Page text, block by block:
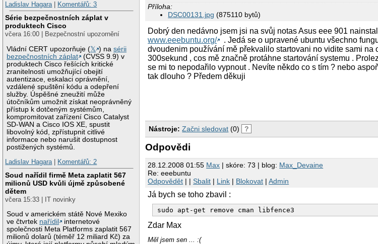
Ladislav Hagara| Komentářů: 3
Série bezpečnostních záplat v
produktech Cisco
včera 16:00 | Bezpečnostní upozornění
Vládní CERT upozorňuje (𝕏 ) nasérii
bezpečnostních záplat
(CVSS 9.9) v
produktech Cisco řešících kritické
zranitelnosti umožňující obejití
autentizace, eskalaci oprávnění,
vzdálené spuštění kódu a odepření
služby. Úspěšné zneužití může
útočníkům umožnit získat neoprávněný
přístup k dotčeným systémům,
kompromitovat zařízení Cisco Catalyst
SD-WAN a Cisco IOS XE, spustit
libovolný kód, zpřístupnit citlivé
informace nebo narušit dostupnost
postižených systémů.
Ladislav Hagara| Komentářů: 2
Soud nařídil firmě Meta zaplatit 567
milionů USD kvůli újmě způsobené
dětem
včera 15:33 | IT novinky
Soud v americkém státě Nové Mexiko
ve čtvrtek nařídil
internetové
společnosti Meta Platforms zaplatit 567
milionů dolarů (téměř 12 miliard Kč) za
Příloha:
DSC00131.jpg (875110 bytů)
Dobrý den nedávno jsem jsi na svůj notas Asus eee 901
www.eeebuntu.org/
. Jedá se o upravené ubuntu všechno
dvoudenim používání mě překvalilo startovani no vidite sami na
300sekund , cos mě značně protáhne startování systemu .
se mi to nepodařilo vypnout . Nevíte někdo co s tím ? nebo
tak dlouho ? Předem děkuji
Nástroje: Začni sledovat (0) ?
Odpovědi
28.12.2008 01:55 Max | skóre: 73 | blog: Max_Devaine
Re: eeebuntu
Odpovědět | |Sbalit | Link | Blokovat |Admin
Já bych se toho zbavil :
Zdar Max
Měl jsem sen ... :(